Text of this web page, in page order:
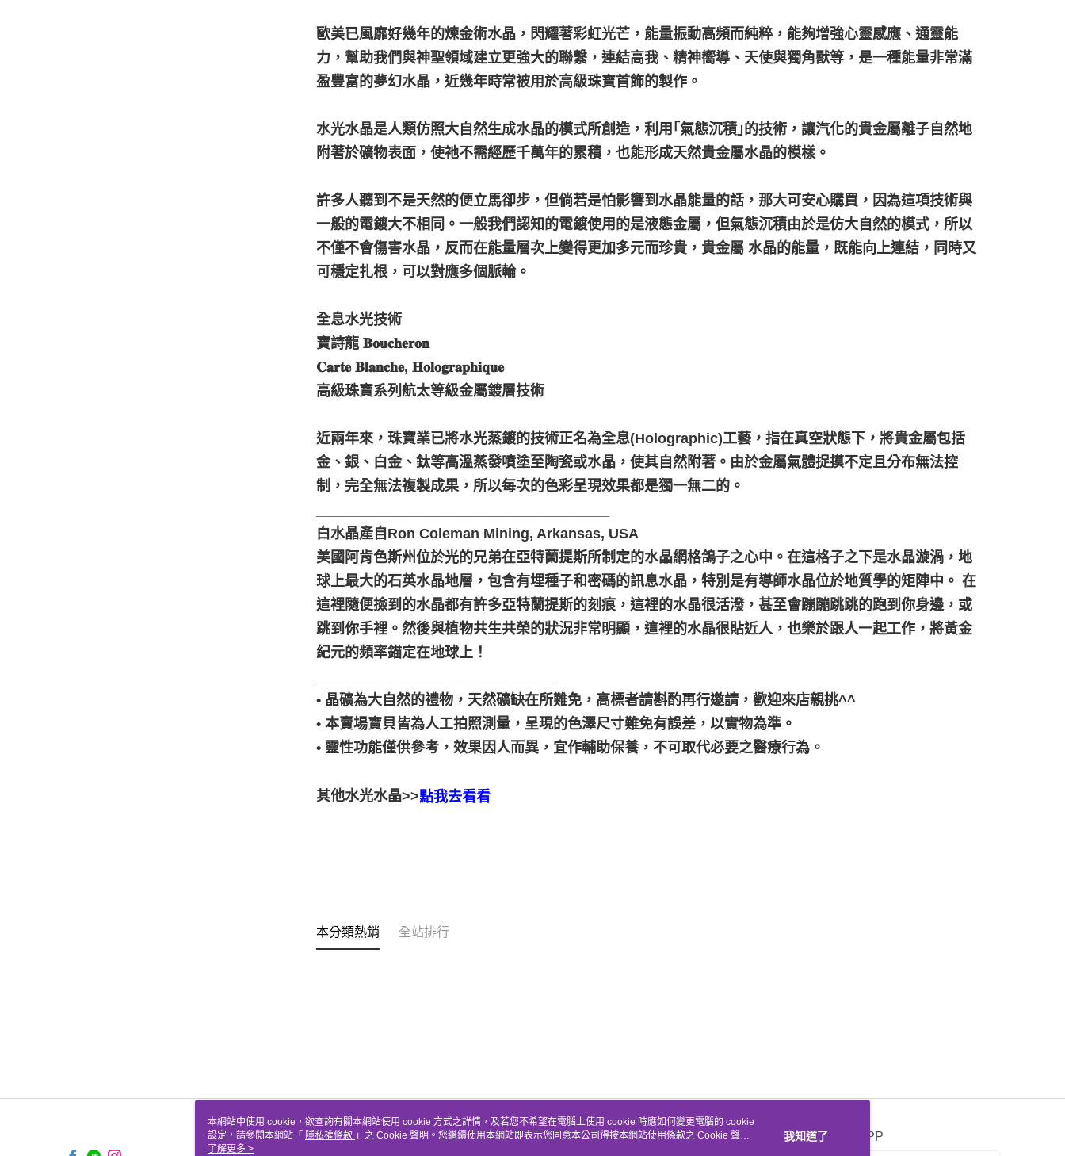
歐美已風靡好幾年的煉金術水晶，閃耀著彩虹光芒，能量振動高頻而純粹，能夠增強心靈感應、通靈能
力，幫助我們與神聖領域建立更強大的聯繫，連結高我、精神嚮導、天使與獨角獸等，是一種能量非常滿
盈豐富的夢幻水晶，近幾年時常被用於高級珠寶首飾的製作。
水光水晶是人類仿照大自然生成水晶的模式所創造，利用｢氣態沉積｣的技術，讓汽化的貴金屬離子自然地
附著於礦物表面，使祂不需經歷千萬年的累積，也能形成天然貴金屬水晶的模樣。
許多人聽到不是天然的便立馬卻步，但倘若是怕影響到水晶能量的話，那大可安心購買，因為這項技術與
一般的電鍍大不相同。一般我們認知的電鍍使用的是液態金屬，但氣態沉積由於是仿大自然的模式，所以
不僅不會傷害水晶，反而在能量層次上變得更加多元而珍貴，貴金屬 水晶的能量，既能向上連結，同時又
可穩定扎根，可以對應多個脈輪。
全息水光技術
寶詩龍 𝐁𝐨𝐮𝐜𝐡𝐞𝐫𝐨𝐧
𝐂𝐚𝐫𝐭𝐞 𝐁𝐥𝐚𝐧𝐜𝐡𝐞, 𝐇𝐨𝐥𝐨𝐠𝐫𝐚𝐩𝐡𝐢𝐪𝐮𝐞
高級珠寶系列航太等級金屬鍍層技術
近兩年來，珠寶業已將水光蒸鍍的技術正名為全息(Holographic)工藝，指在真空狀態下，將貴金屬包括
金、銀、白金、鈦等高溫蒸發噴塗至陶瓷或水晶，使其自然附著。由於金屬氣體捉摸不定且分布無法控
制，完全無法複製成果，所以每次的色彩呈現效果都是獨一無二的。
白水晶產自Ron Coleman Mining, Arkansas, USA
美國阿肯色斯州位於光的兄弟在亞特蘭提斯所制定的水晶網格鴿子之心中。在這格子之下是水晶漩渦，地
球上最大的石英水晶地層，包含有埋種子和密碼的訊息水晶，特別是有導師水晶位於地質學的矩陣中。 在
這裡隨便撿到的水晶都有許多亞特蘭提斯的刻痕，這裡的水晶很活潑，甚至會蹦蹦跳跳的跑到你身邊，或
跳到你手裡。然後與植物共生共榮的狀況非常明顯，這裡的水晶很貼近人，也樂於跟人一起工作，將黃金
紀元的頻率錨定在地球上！
• 晶礦為大自然的禮物，天然礦缺在所難免，高標者請斟酌再行邀請，歡迎來店親挑^^
• 本賣場寶貝皆為人工拍照測量，呈現的色澤尺寸難免有誤差，以實物為準。
• 靈性功能僅供參考，效果因人而異，宜作輔助保養，不可取代必要之醫療行為。
其他水光水晶>>點我去看看
本分類熱銷 全站排行
關於我們 客服資訊 官方APP
本網站中使用 cookie，欲查詢有關本網站使用 cookie 方式之詳情，及若您不希望在電腦上使用 cookie 時應如何變更電腦的 cookie
設定，請參閱本網站「 隱私權條款 」之 Cookie 聲明。您繼續使用本網站即表示您同意本公司得按本網站使用條款之 Cookie 聲明
使用 cookie。
了解更多 >
我知道了